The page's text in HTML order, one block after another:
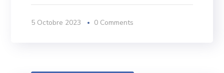
5 Octobre 2023 0 Comments